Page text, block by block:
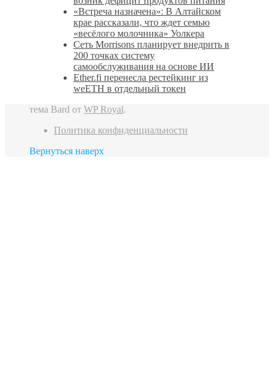
«Встреча назначена»: В Алтайском
крае рассказали, что ждет семью
«весёлого молочника» Уолкера
Сеть Morrisons планирует внедрить в
200 точках систему
самообслуживания на основе ИИ
Ether.fi перенесла рестейкинг из
weETH в отдельный токен
тема Bard от WP Royal.
Политика конфиденциальности
Вернуться наверх